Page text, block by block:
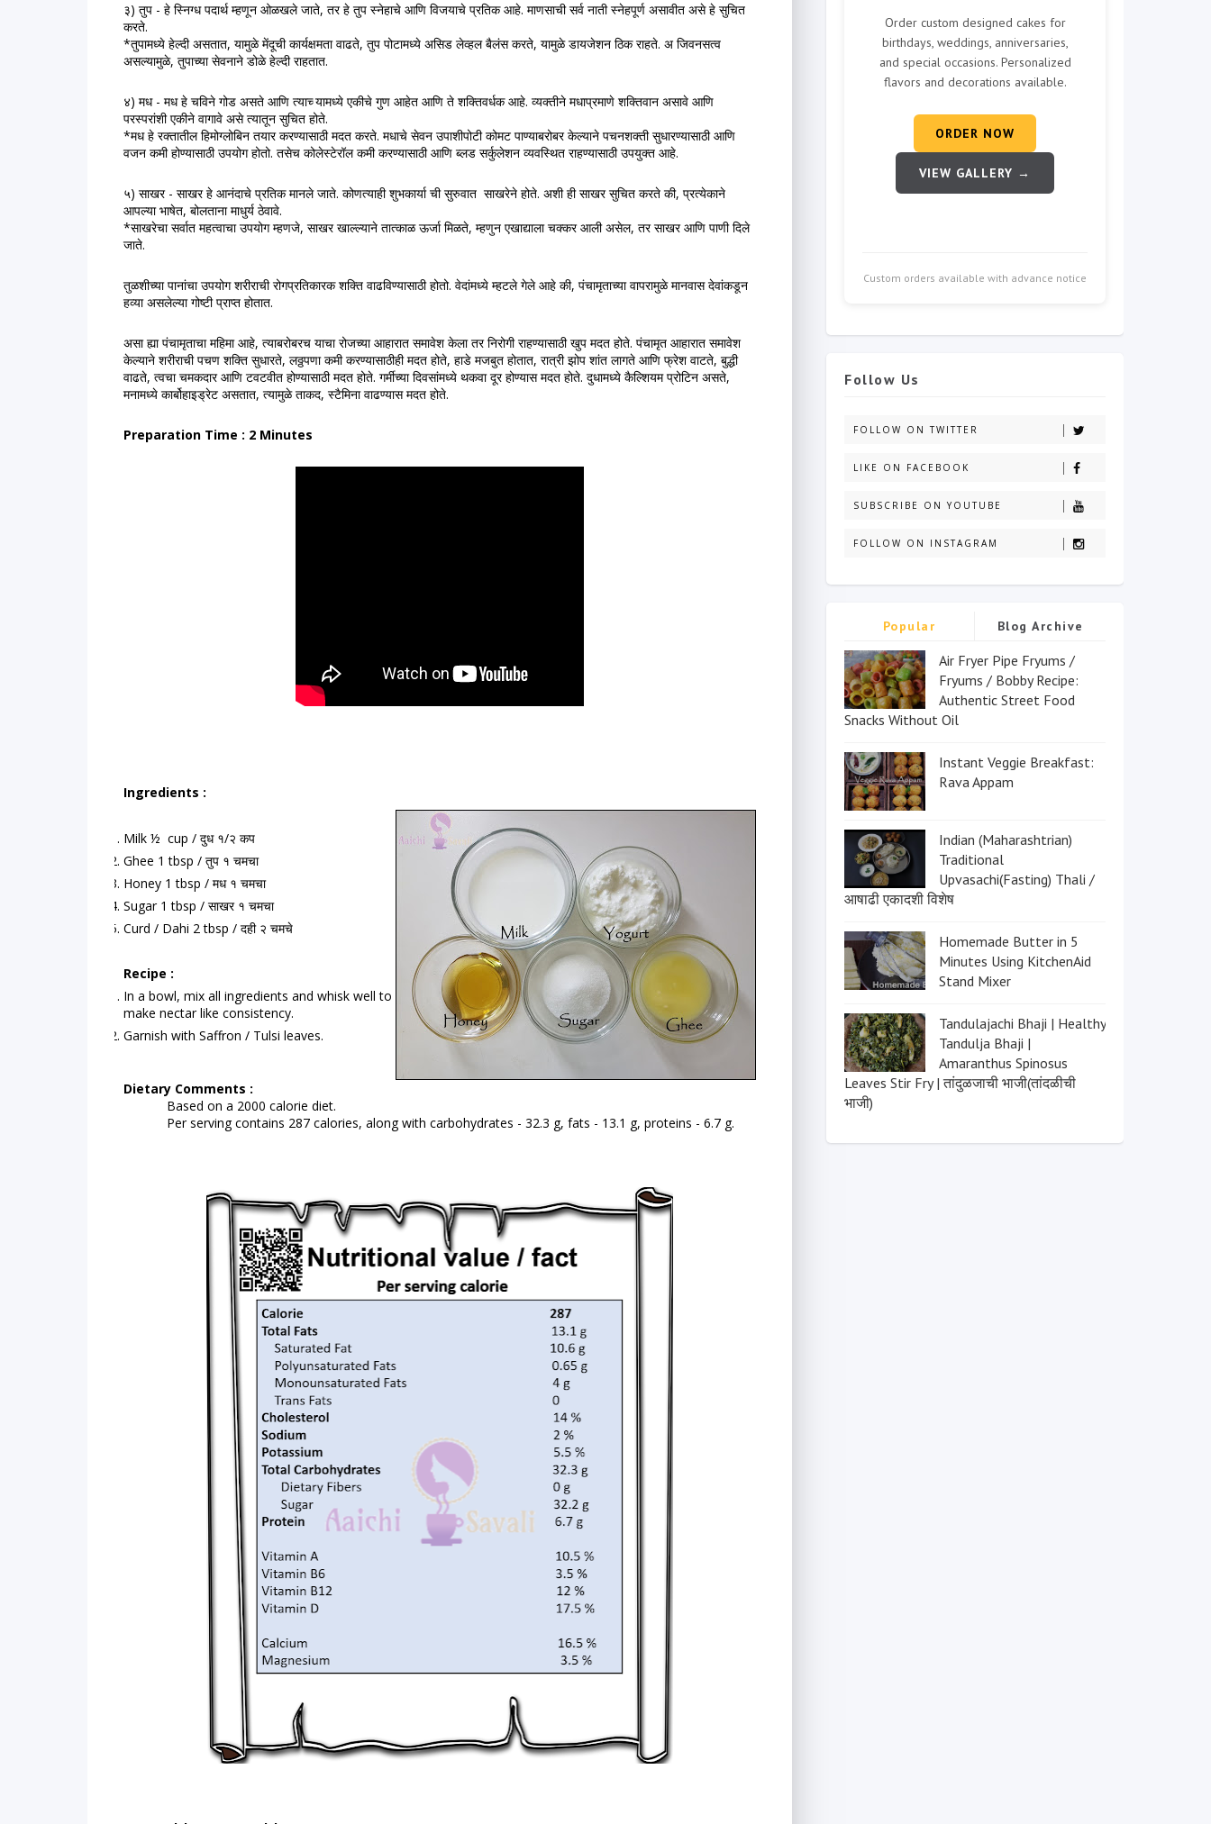
३) तुप - हे स्निग्‍ध पदार्थ म्हणून ओळखले जाते, तर हे तुप स्‍नेहाचे आणि विजयाचे प्रतिक आहे. माणसाची सर्व नाती स्‍नेहपूर्ण असावीत असे हे सुचित
करते.
*तुपामध्ये हेल्दी असतात, यामुळे मेंदूची कार्यक्षमता वाढते, तुप पोटामध्ये असिड लेव्हल बैलंस करते, यामुळे डायजेशन ठिक राहते. अ जिवनसत्व
असल्यामुळे, तुपाच्या सेवनाने डोळे हेल्दी राहतात.
४) मध - मध हे चविने गोड असते आणि त्‍याच्‍ यामध्ये एकीचे गुण आहेत आणि ते शक्तिवर्धक आहे. व्‍यक्‍तीने मधाप्रमाणे शक्तिवान असावे आणि
परस्‍परांशी एकीने वागावे असे त्‍यातून सुचित होते.
*मध हे रक्तातील हिमोग्लोबिन तयार करण्यासाठी मदत करते. मधाचे सेवन उपाशीपोटी कोमट पाण्याबरोबर केल्याने पचनशक्ती सुधारण्यासाठी आणि
वजन कमी होण्यासाठी उपयोग होतो. तसेच कोलेस्टेरॉल कमी करण्यासाठी आणि ब्लड सर्कुलेशन व्यवस्थित राहण्यासाठी उपयुक्त आहे.
५) साखर - साखर हे आनंदाचे प्रतिक मानले जाते. कोणत्याही शुभकार्या ची सुरुवात  साखरेने होते. अशी ही साखर सुचित करते की, प्रत्येकाने
आपल्या भाषेत, बोलताना माधुर्य ठेवावे.
*साखरेचा सर्वात महत्वाचा उपयोग म्हणजे, साखर खाल्ल्याने तात्काळ ऊर्जा मिळते, म्हणुन एखाद्याला चक्कर आली असेल, तर साखर आणि पाणी दिले
जाते.
तुळशीच्या पानांचा उपयोग शरीराची रोगप्रतिकारक शक्ति वाढविण्यासाठी होतो. वेदांमध्ये म्हटले गेले आहे की, पंचामृताच्‍या वापरामुळे मानवास देवांकडून
हव्‍या असलेल्‍या गोष्‍टी प्राप्‍त होतात.
असा ह्या पंचामृताचा महिमा आहे, त्याबरोबरच याचा रोजच्या आहारात समावेश केला तर निरोगी राहण्यासाठी खुप मदत होते. पंचामृत आहारात समावेश
केल्याने शरीराची पचण शक्ति सुधारते, लठ्ठपणा कमी करण्यासाठीही मदत होते, हाडे मजबुत होतात, रात्री झोप शांत लागते आणि फ्रेश वाटते, बुद्धी
वाढते, त्वचा चमकदार आणि टवटवीत होण्यासाठी मदत होते. गर्मीच्या दिवसांमध्ये थकवा दूर होण्यास मदत होते. दुधामध्ये कैल्शियम प्रोटिन असते,
मनामध्ये कार्बोहाइड्रेट असतात, त्यामुळे ताकद, स्टैमिना वाढण्यास मदत होते.
Preparation Time : 2 Minutes
Ingredients :
Milk ½  cup / दुध १/२ कप
Ghee 1 tbsp / तुप १ चमचा
Honey 1 tbsp / मध १ चमचा
Sugar 1 tbsp / साखर १ चमचा
Curd / Dahi 2 tbsp / दही २ चमचे
Recipe :
In a bowl, mix all ingredients and whisk well to
make nectar like consistency.
Garnish with Saffron / Tulsi leaves.
Dietary Comments :
Based on a 2000 calorie diet.
Per serving contains 287 calories, along with carbohydrates - 32.3 g, fats - 13.1 g, proteins - 6.7 g.
Order custom designed cakes for
birthdays, weddings, anniversaries,
and special occasions. Personalized
flavors and decorations available.
ORDER NOW
VIEW GALLERY →
Custom orders available with advance notice
Follow Us
FOLLOW ON TWITTER
LIKE ON FACEBOOK
SUBSCRIBE ON YOUTUBE
FOLLOW ON INSTAGRAM
Popular Blog Archive
Air Fryer Pipe Fryums /
Fryums / Bobby Recipe:
Authentic Street Food
Snacks Without Oil
Instant Veggie Breakfast:
Rava Appam
Indian (Maharashtrian)
Traditional
Upvasachi(Fasting) Thali /
आषाढी एकादशी विशेष
Homemade Butter in 5
Minutes Using KitchenAid
Stand Mixer
Tandulajachi Bhaji | Healthy
Tandulja Bhaji |
Amaranthus Spinosus
Leaves Stir Fry | तांदुळजाची भाजी(तांदळीची
भाजी)